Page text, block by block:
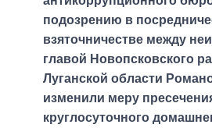
подозрению в
взяточничестве между
главой Новопсковского
Луганской области
изменили меру
круглосуточного